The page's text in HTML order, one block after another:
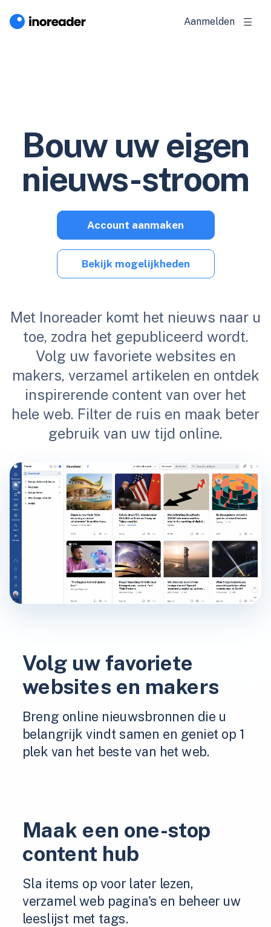
Aanmelden
Bouw uw eigen
nieuws-stroom
Met Inoreader komt het nieuws naar u
toe, zodra het gepubliceerd wordt.
Volg uw favoriete websites en
makers, verzamel artikelen en ontdek
inspirerende content van over het
hele web. Filter de ruis en maak beter
gebruik van uw tijd online.
Account aanmaken
Bekijk mogelijkheden
Volg uw favoriete
websites en makers
Breng online nieuwsbronnen die u
belangrijk vindt samen en geniet op 1
plek van het beste van het web.
Maak een one-stop
content hub
Sla items op voor later lezen,
verzamel web pagina's en beheer uw
leeslijst met tags.